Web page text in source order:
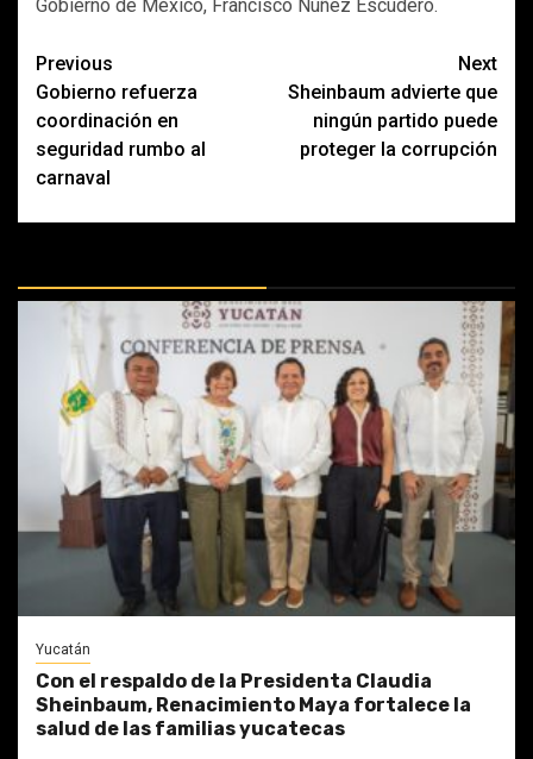
Gobierno de México, Francisco Núñez Escudero.
Post
navigation
Previous
Gobierno refuerza
coordinación en
seguridad rumbo al
carnaval
Next
Sheinbaum advierte que
ningún partido puede
proteger la corrupción
Yucatán
Con el respaldo de la Presidenta Claudia
Sheinbaum, Renacimiento Maya fortalece la
salud de las familias yucatecas